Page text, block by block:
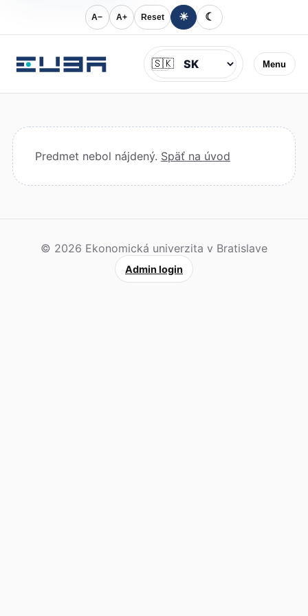
A− A+ Reset ☀ ☾
Menu
Jazyk
🇸🇰
Predmet nebol nájdený. Späť na úvod
© 2026 Ekonomická univerzita v Bratislave
Admin login